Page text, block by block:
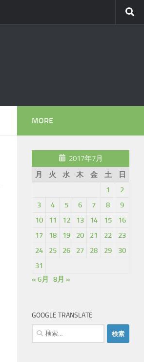
MORE
2017年7月
月
火 水 木 金 土
日
1
2
3
4 5 6 7 8
9
10
11 12 13 14 15
16
17
18 19 20 21 22
23
24
25 26 27 28 29
30
31
« 6月
8月 »
GOOGLE TRANSLATE
検
索: